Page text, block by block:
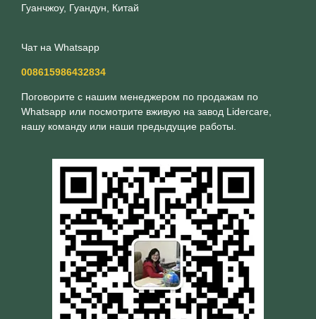
Гуанчжоу, Гуандун, Китай
Чат на Whatsapp
008615986432834
Поговорите с нашим менеджером по продажам по
Whatsapp или посмотрите вживую на завод Lidercare,
нашу команду или наши предыдущие работы.